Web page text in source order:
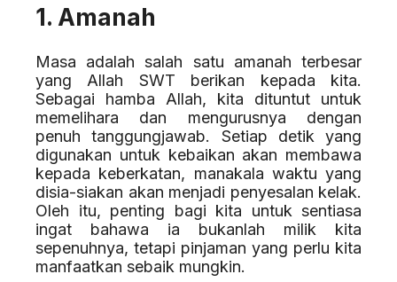
1. Amanah
Masa adalah salah satu amanah terbesar
yang Allah SWT berikan kepada kita.
Sebagai hamba Allah, kita dituntut untuk
memelihara dan mengurusnya dengan
penuh tanggungjawab. Setiap detik yang
digunakan untuk kebaikan akan membawa
kepada keberkatan, manakala waktu yang
disia-siakan akan menjadi penyesalan kelak.
Oleh itu, penting bagi kita untuk sentiasa
ingat bahawa ia bukanlah milik kita
sepenuhnya, tetapi pinjaman yang perlu kita
manfaatkan sebaik mungkin.